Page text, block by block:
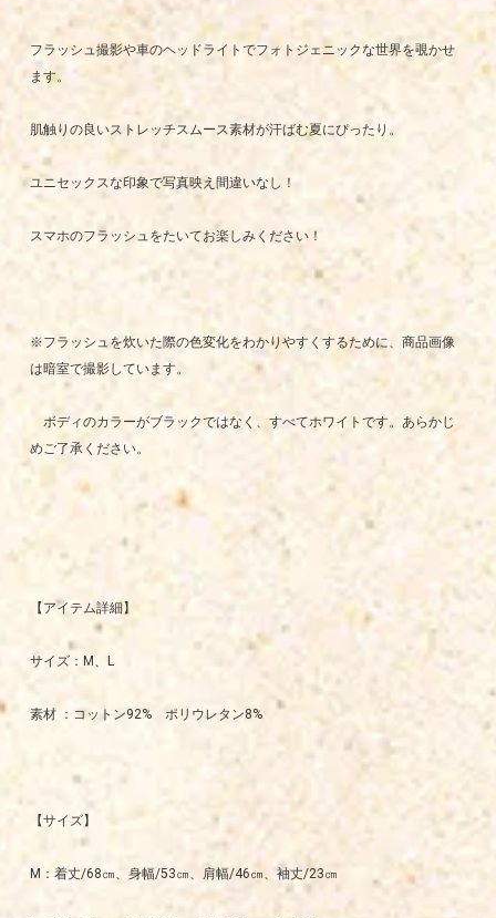
フラッシュ撮影や車のヘッドライトでフォトジェニックな世界を覗かせ
ます。
肌触りの良いストレッチスムース素材が汗ばむ夏にぴったり。
ユニセックスな印象で写真映え間違いなし！
スマホのフラッシュをたいてお楽しみください！
※フラッシュを炊いた際の色変化をわかりやすくするために、商品画像
は暗室で撮影しています。
ボディのカラーがブラックではなく、すべてホワイトです。あらかじ
めご了承ください。
【アイテム詳細】
サイズ：M、L
素材 ：コットン92% ポリウレタン8%
【サイズ】
M：着丈/68㎝、身幅/53㎝、肩幅/46㎝、袖丈/23㎝